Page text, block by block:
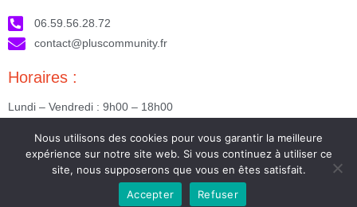
06.59.56.28.72
contact@pluscommunity.fr
Horaires :
Lundi – Vendredi : 9h00 – 18h00
Nous suivre :
Nous utilisons des cookies pour vous garantir la meilleure
expérience sur notre site web. Si vous continuez à utiliser ce
site, nous supposerons que vous en êtes satisfait.
Accepter
Refuser